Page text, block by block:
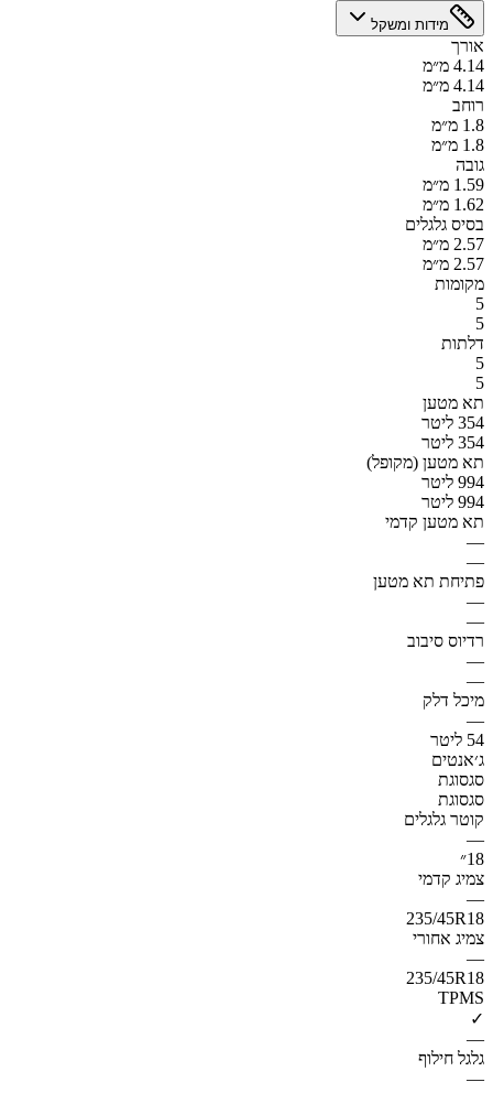
מידות ומשקל
אורך
4.14 מ״מ
4.14 מ״מ
רוחב
1.8 מ״מ
1.8 מ״מ
גובה
1.59 מ״מ
1.62 מ״מ
בסיס גלגלים
2.57 מ״מ
2.57 מ״מ
מקומות
5
5
דלתות
5
5
תא מטען
354 ליטר
354 ליטר
תא מטען (מקופל)
994 ליטר
994 ליטר
תא מטען קדמי
—
—
פתיחת תא מטען
—
—
רדיוס סיבוב
—
—
מיכל דלק
—
54 ליטר
ג׳אנטים
סגסוגת
סגסוגת
קוטר גלגלים
—
18״
צמיג קדמי
—
235/45R18
צמיג אחורי
—
235/45R18
TPMS
✓
—
גלגל חילוף
—